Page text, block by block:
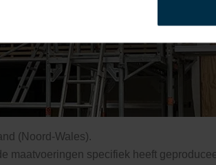
(Noord-Wales).
maatvoeringen specifiek heeft